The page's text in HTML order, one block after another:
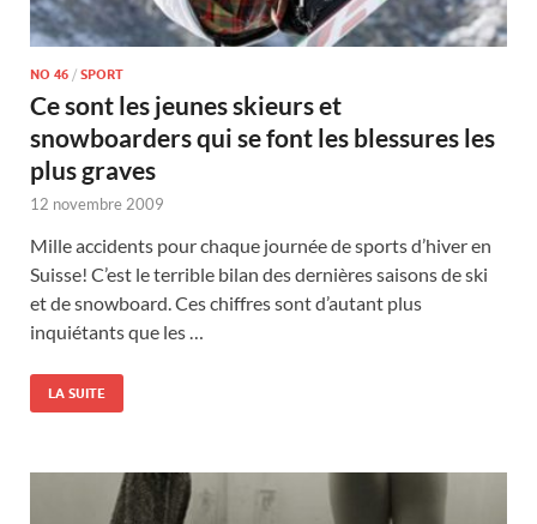
NO 46 / SPORT
Ce sont les jeunes skieurs et
snowboarders qui se font les blessures les
plus graves
12 novembre 2009
Mille accidents pour chaque journée de sports d’hiver en
Suisse! C’est le terrible bilan des dernières saisons de ski
et de snowboard. Ces chiffres sont d’autant plus
inquiétants que les …
LA SUITE